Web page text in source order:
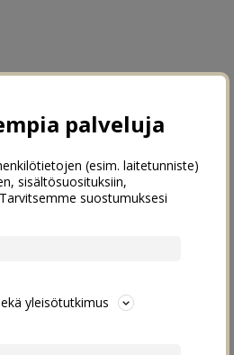
palveluja
(esim. laitetunniste)
sisältösuosituksiin,
suostumuksesi
yleisötutkimus